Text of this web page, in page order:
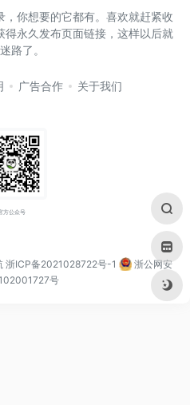
你想要的它都有。喜欢就赶紧收
永久发布页面链接，这样以后就
路了。
广告合作 关于我们
方公众号
浙ICP备2021028722号-1
浙公网安
号